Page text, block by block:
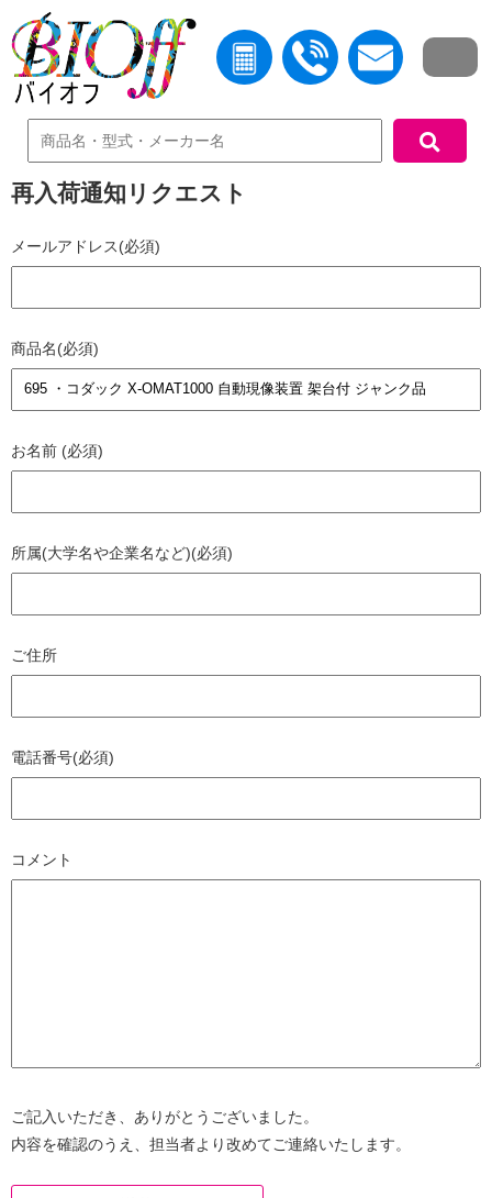
中古機器検索
再入荷通知リクエスト
メールアドレス(必須)
商品名(必須)
お名前 (必須)
所属(大学名や企業名など)(必須)
ご住所
電話番号(必須)
コメント
ご記入いただき、ありがとうございました。
内容を確認のうえ、担当者より改めてご連絡いたします。